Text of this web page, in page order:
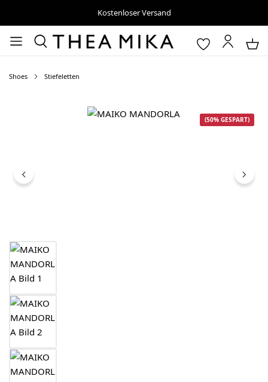
Kostenloser Versand
Shoes Stiefeletten
Bildergalerie überspringen
(50% GESPART)